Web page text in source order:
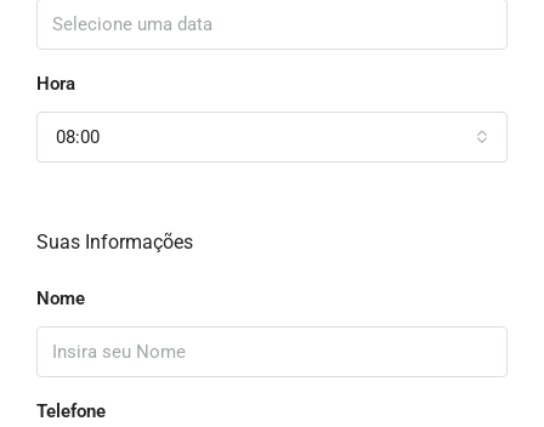
Hora
08:00
Suas Informações
Nome
Telefone